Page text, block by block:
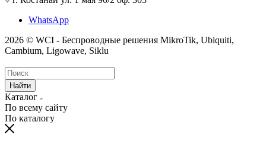
WhatsApp
2026 © WCI - Беспроводные решения MikroTik, Ubiquiti,
Cambium, Ligowave, Siklu
Найти
Каталог
По всему сайту
По каталогу